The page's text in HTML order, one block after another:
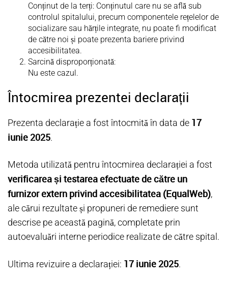
Conținut de la terți: Conținutul care nu se află sub
controlul spitalului, precum componentele rețelelor de
socializare sau hărțile integrate, nu poate fi modificat
de către noi și poate prezenta bariere privind
accesibilitatea.
Sarcină disproporționată:
Nu este cazul.
Întocmirea prezentei declarații
Prezenta declarație a fost întocmită în data de 17
iunie 2025.
Metoda utilizată pentru întocmirea declarației a fost
verificarea și testarea efectuate de către un
furnizor extern privind accesibilitatea (EqualWeb),
ale cărui rezultate și propuneri de remediere sunt
descrise pe această pagină, completate prin
autoevaluări interne periodice realizate de către spital.
Ultima revizuire a declarației: 17 iunie 2025.